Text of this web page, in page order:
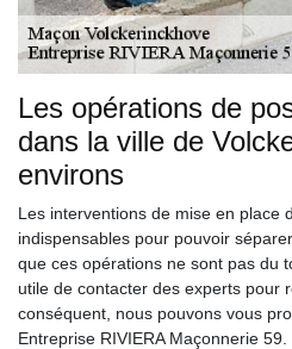
Les opérations de
dans la ville de
environs
Les interventions de mise en place
indispensables pour pouvoir
que ces opérations ne sont pas du
utile de contacter des experts pour
conséquent, nous pouvons vous
Entreprise RIVIERA Maçonnerie